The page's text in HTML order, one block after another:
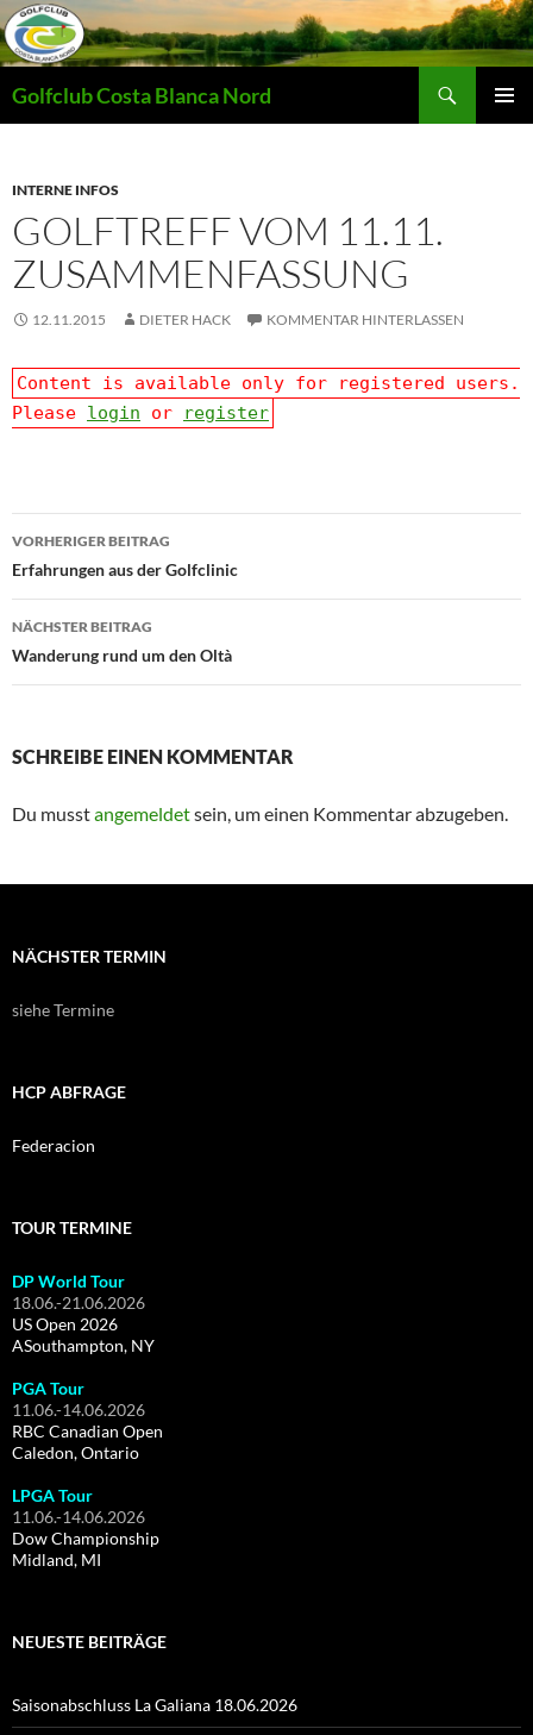
Zum
Inhalt
springen
Golfclub Costa Blanca Nord
INTERNE INFOS
GOLFTREFF VOM 11.11.
ZUSAMMENFASSUNG
12.11.2015 DIETER HACK KOMMENTAR HINTERLASSEN
Content is available only for registered users.
Please login or register
Beitragsnavigation
VORHERIGER BEITRAG
Erfahrungen aus der Golfclinic
NÄCHSTER BEITRAG
Wanderung rund um den Oltà
SCHREIBE EINEN KOMMENTAR
Du musstangemeldetsein, um einen Kommentar abzugeben.
NÄCHSTER TERMIN
siehe Termine
HCP ABFRAGE
Federacion
TOUR TERMINE
DP World Tour
18.06.-21.06.2026
US Open 2026
ASouthampton, NY
PGA Tour
11.06.-14.06.2026
RBC Canadian Open
Caledon, Ontario
LPGA Tour
11.06.-14.06.2026
Dow Championship
Midland, MI
NEUESTE BEITRÄGE
Saisonabschluss La Galiana 18.06.2026